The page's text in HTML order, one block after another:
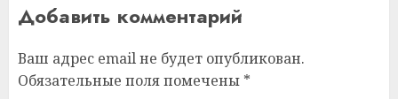
Добавить комментарий
Ваш адрес email не будет опубликован.
Обязательные поля помечены *